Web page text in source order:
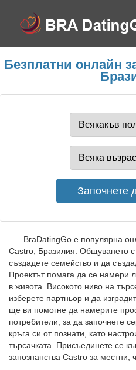
Безплатни онлайн
BraDatingGo е популярна
Castro, Бразилия. Общуването
създадете семейство и да
Проектът помага да се намери
в живота. Високото ниво на
изберете партньор и да
ще ви помогне да намерите
потребители, за да започнете
кръга си от познати, като
търсачката. Присъединете се
запознанства Castro за местни,